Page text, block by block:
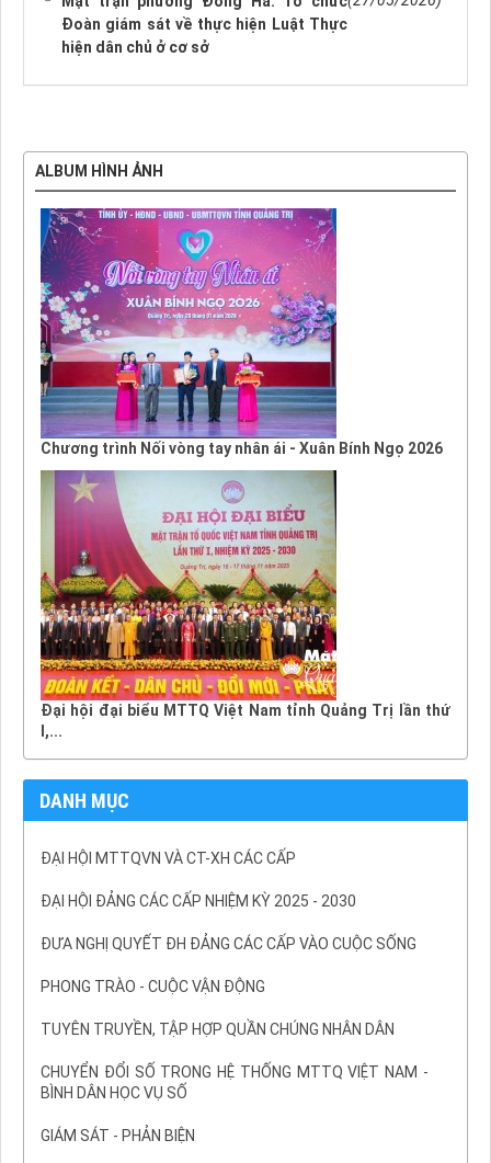
Đoàn giám sát về thực hiện Luật Thực
hiện dân chủ ở cơ sở
ALBUM HÌNH ẢNH
Chương trình Nối vòng tay nhân ái - Xuân Bính Ngọ 2026
Đại hội đại biểu MTTQ Việt Nam tỉnh Quảng Trị lần thứ
I,...
DANH MỤC
ĐẠI HỘI MTTQVN VÀ CT-XH CÁC CẤP
ĐẠI HỘI ĐẢNG CÁC CẤP NHIỆM KỲ 2025 - 2030
ĐƯA NGHỊ QUYẾT ĐH ĐẢNG CÁC CẤP VÀO CUỘC SỐNG
PHONG TRÀO - CUỘC VẬN ĐỘNG
TUYÊN TRUYỀN, TẬP HỢP QUẦN CHÚNG NHÂN DÂN
CHUYỂN ĐỔI SỐ TRONG HỆ THỐNG MTTQ VIỆT NAM -
BÌNH DÂN HỌC VỤ SỐ
GIÁM SÁT - PHẢN BIỆN